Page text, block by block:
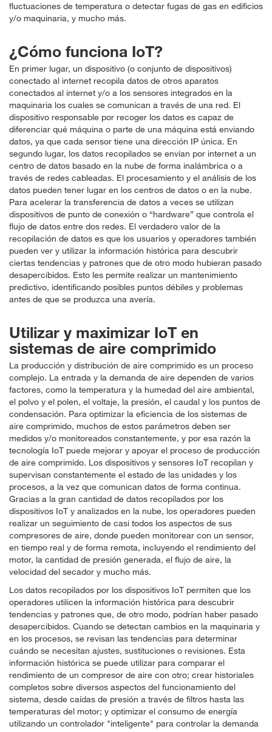
fluctuaciones de temperatura o detectar fugas de gas en edificios
y/o maquinaria, y mucho más.
¿Cómo funciona IoT?
En primer lugar, un dispositivo (o conjunto de dispositivos)
conectado al internet recopila datos de otros aparatos
conectados al internet y/o a los sensores integrados en la
maquinaria los cuales se comunican a través de una red. El
dispositivo responsable por recoger los datos es capaz de
diferenciar qué máquina o parte de una máquina está enviando
datos, ya que cada sensor tiene una dirección IP única. En
segundo lugar, los datos recopilados se envían por internet a un
centro de datos basado en la nube de forma inalámbrica o a
través de redes cableadas. El procesamiento y el análisis de los
datos pueden tener lugar en los centros de datos o en la nube.
Para acelerar la transferencia de datos a veces se utilizan
dispositivos de punto de conexión o “hardware” que controla el
flujo de datos entre dos redes. El verdadero valor de la
recopilación de datos es que los usuarios y operadores también
pueden ver y utilizar la información histórica para descubrir
ciertas tendencias y patrones que de otro modo hubieran pasado
desapercibidos. Esto les permite realizar un mantenimiento
predictivo, identificando posibles puntos débiles y problemas
antes de que se produzca una avería.
Utilizar y maximizar IoT en
sistemas de aire comprimido
La producción y distribución de aire comprimido es un proceso
complejo. La entrada y la demanda de aire dependen de varios
factores, como la temperatura y la humedad del aire ambiental,
el polvo y el polen, el voltaje, la presión, el caudal y los puntos de
condensación. Para optimizar la eficiencia de los sistemas de
aire comprimido, muchos de estos parámetros deben ser
medidos y/o monitoreados constantemente, y por esa razón la
tecnología IoT puede mejorar y apoyar el proceso de producción
de aire comprimido. Los dispositivos y sensores IoT recopilan y
supervisan constantemente el estado de las unidades y los
procesos, a la vez que comunican datos de forma continua.
Gracias a la gran cantidad de datos recopilados por los
dispositivos IoT y analizados en la nube, los operadores pueden
realizar un seguimiento de casi todos los aspectos de sus
compresores de aire, donde pueden monitorear con un sensor,
en tiempo real y de forma remota, incluyendo el rendimiento del
motor, la cantidad de presión generada, el flujo de aire, la
velocidad del secador y mucho más.
Los datos recopilados por los dispositivos IoT permiten que los
operadores utilicen la información histórica para descubrir
tendencias y patrones que, de otro modo, podrían haber pasado
desapercibidos. Cuando se detectan cambios en la maquinaria y
en los procesos, se revisan las tendencias para determinar
cuándo se necesitan ajustes, sustituciones o revisiones. Esta
información histórica se puede utilizar para comparar el
rendimiento de un compresor de aire con otro; crear historiales
completos sobre diversos aspectos del funcionamiento del
sistema, desde caídas de presión a través de filtros hasta las
temperaturas del motor; y optimizar el consumo de energía
utilizando un controlador "inteligente" para controlar la demanda